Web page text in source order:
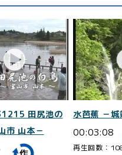
田尻池の
市 山本－
水芭蕉 －城
00:03:08
再生回数：